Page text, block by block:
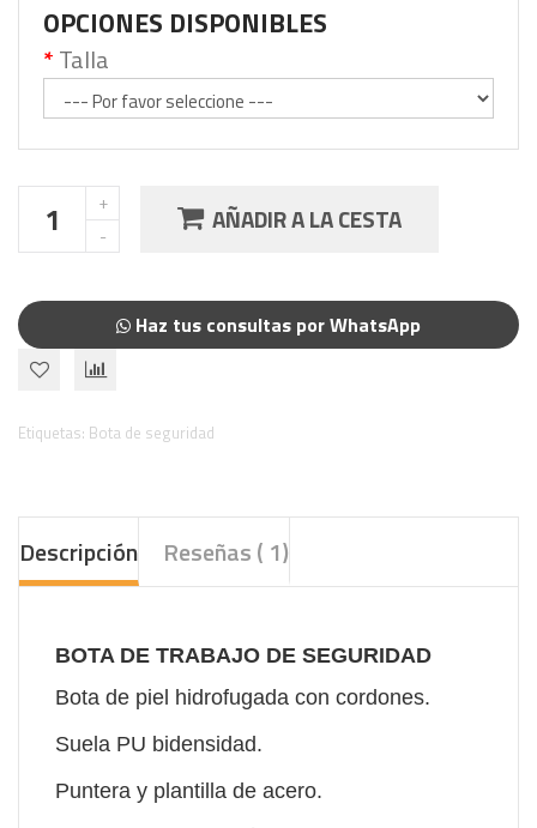
OPCIONES DISPONIBLES
Talla
AÑADIR A LA CESTA
Haz tus consultas por WhatsApp
Etiquetas: Bota de seguridad
Descripción Reseñas ( 1)
BOTA DE TRABAJO DE SEGURIDAD
Bota de piel hidrofugada con cordones.
Suela PU bidensidad.
Puntera y plantilla de acero.